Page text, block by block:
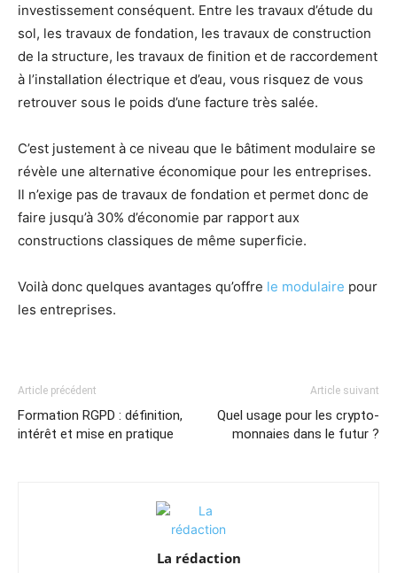
investissement conséquent. Entre les travaux d’étude du
sol, les travaux de fondation, les travaux de construction
de la structure, les travaux de finition et de raccordement
à l’installation électrique et d’eau, vous risquez de vous
retrouver sous le poids d’une facture très salée.
C’est justement à ce niveau que le bâtiment modulaire se
révèle une alternative économique pour les entreprises.
Il n’exige pas de travaux de fondation et permet donc de
faire jusqu’à 30% d’économie par rapport aux
constructions classiques de même superficie.
Voilà donc quelques avantages qu’offre le modulaire pour
les entreprises.
Article précédent
Formation RGPD : définition,
intérêt et mise en pratique
Article suivant
Quel usage pour les crypto-
monnaies dans le futur ?
La rédaction